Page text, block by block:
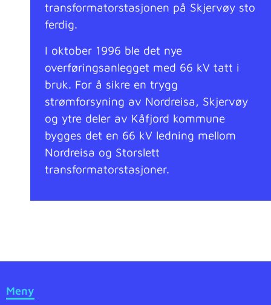
transformatorstasjonen på Skjervøy sto
ferdig.
I oktober 1996 ble det nye
overføringsanlegget med 66 kV tatt i
bruk. For å sikre en trygg
strømforsyning av Nordreisa, Skjervøy
og ytre deler av Kåfjord kommune
bygges det en 66 kV ledning mellom
Nordreisa og Storslett
transformatorstasjoner.
Meny